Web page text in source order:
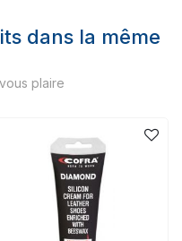
dans la même
plaire